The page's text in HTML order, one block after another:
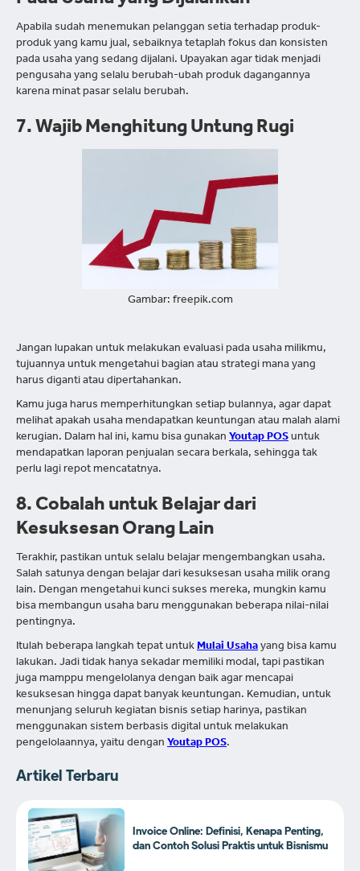
Apabila sudah menemukan pelanggan setia terhadap produk-
produk yang kamu jual, sebaiknya tetaplah fokus dan konsisten
pada usaha yang sedang dijalani. Upayakan agar tidak menjadi
pengusaha yang selalu berubah-ubah produk dagangannya
karena minat pasar selalu berubah.
7. Wajib Menghitung Untung Rugi
Gambar: freepik.com
Jangan lupakan untuk melakukan evaluasi pada usaha milikmu,
tujuannya untuk mengetahui bagian atau strategi mana yang
harus diganti atau dipertahankan.
Kamu juga harus memperhitungkan setiap bulannya, agar dapat
melihat apakah usaha mendapatkan keuntungan atau malah alami
kerugian. Dalam hal ini, kamu bisa gunakan Youtap POS untuk
mendapatkan laporan penjualan secara berkala, sehingga tak
perlu lagi repot mencatatnya.
8. Cobalah untuk Belajar dari
Kesuksesan Orang Lain
Terakhir, pastikan untuk selalu belajar mengembangkan usaha.
Salah satunya dengan belajar dari kesuksesan usaha milik orang
lain. Dengan mengetahui kunci sukses mereka, mungkin kamu
bisa membangun usaha baru menggunakan beberapa nilai-nilai
pentingnya.
Itulah beberapa langkah tepat untuk Mulai Usaha yang bisa kamu
lakukan. Jadi tidak hanya sekadar memiliki modal, tapi pastikan
juga mamppu mengelolanya dengan baik agar mencapai
kesuksesan hingga dapat banyak keuntungan. Kemudian, untuk
menunjang seluruh kegiatan bisnis setiap harinya, pastikan
menggunakan sistem berbasis digital untuk melakukan
pengelolaannya, yaitu dengan Youtap POS.
Artikel Terbaru
Invoice Online: Definisi, Kenapa Penting,
dan Contoh Solusi Praktis untuk Bisnismu